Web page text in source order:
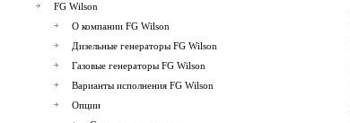
FG Wilson
О компании FG Wilson
Дизельные генераторы FG Wilson
Газовые генераторы FG Wilson
Варианты исполнения FG Wilson
Опции